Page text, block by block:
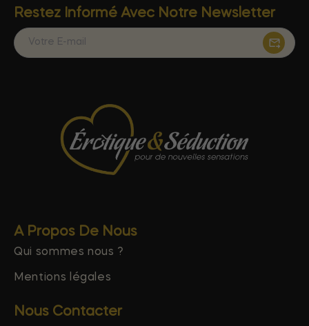
Restez Informé Avec Notre Newsletter
A Propos De Nous
Qui sommes nous ?
Mentions légales
Nous Contacter